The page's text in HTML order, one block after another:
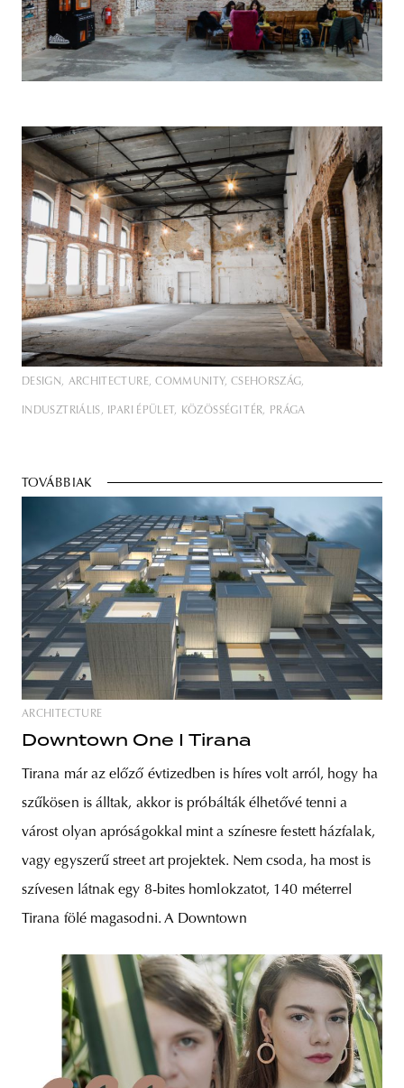
DESIGN ARCHITECTURE COMMUNITY CSEHORSZÁG
INDUSZTRIÁLIS IPARI ÉPÜLET KÖZÖSSÉGI TÉR PRÁGA
TOVÁBBIAK
ARCHITECTURE
Downtown One I Tirana
Tirana már az előző évtizedben is híres volt arról, hogy ha
szűkösen is álltak, akkor is próbálták élhetővé tenni a
várost olyan apróságokkal mint a színesre festett házfalak,
vagy egyszerű street art projektek. Nem csoda, ha most is
szívesen látnak egy 8-bites homlokzatot, 140 méterrel
Tirana fölé magasodni. A Downtown